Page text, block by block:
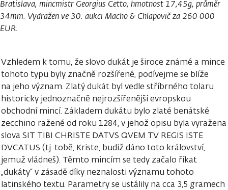
Bratislava, mincmistr Georgius Cetto, hmotnost 17,45g, průměr
34mm. Vydražen ve 30. aukci Macho & Chlapovič za 260 000
EUR.
Vzhledem k tomu, že slovo dukát je široce známé a mince
tohoto typu byly značně rozšířené, podívejme se blíže
na jeho význam. Zlatý dukát byl vedle stříbrného tolaru
historicky jednoznačně nejrozšířenější evropskou
obchodní mincí. Základem dukátu bylo zlaté benátské
zecchino ražené od roku 1284, v jehož opisu byla vyražena
slova SIT TIBI CHRISTE DATVS QVEM TV REGIS ISTE
DVCATUS (tj. tobě, Kriste, budiž dáno toto království,
jemuž vládneš). Těmto mincím se tedy začalo říkat
„dukáty“ v zásadě díky neznalosti významu tohoto
latinského textu. Parametry se ustálily na cca 3,5 gramech